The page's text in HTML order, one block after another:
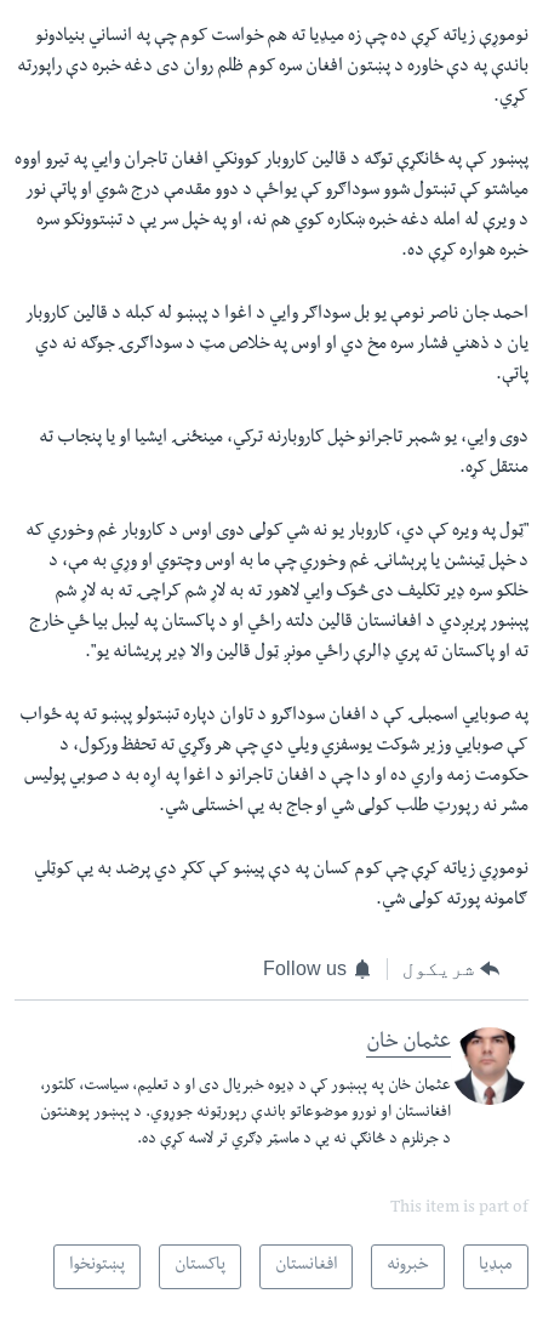
نوموړې زياته کړې ده چې زه ميډيا ته هم خواست کوم چې په انساني بنيادونو
باندې په دې خاوره د پښتون افغان سره کوم ظلم روان دی دغه خبره دې راپورته
کړي.
پېښور کې په ځانګړې توګه د قالين کاروبار کوونکي افغان تاجران وايي په تيرو اووه
مياشتو کې تښتول شوو سوداګرو کې يواځې د دوو مقدمې درج شوي او پاتې نور
د ويرې له امله دغه خبره ښکاره کوي هم نه، او په خپل سر يې د تښتوونکو سره
خبره هواره کړې ده.
احمد جان ناصر نومې يو بل سوداګر وايي د اغوا د پېښو له کبله د قالين کاروبار
يان د ذهني فشار سره مخ دي او اوس په خلاص مټ د سوداګرۍ جوګه نه دي
پاتې.
دوی وايي، يو شمېر تاجرانو خپل کاروبارنه ترکي، مينځنۍ ايشيا او يا پنجاب ته
منتقل کړه.
"ټول په ويره کې دي، کاروبار يو نه شي کولی دوی اوس د کاروبار غم وخوري که
د خپل ټينشن يا پرېشانۍ غم وخوري چې ما به اوس وچتوي او وړي به مې، د
خلکو سره ډير تکليف دی څوک وايي لاهور ته به لاړ شم کراچۍ ته به لاړ شم
پېښور پريږدي د افغانستان قالين دلته راځي او د پاکستان په ليبل بيا ځي خارج
ته او پاکستان ته پري ډالرې راځي مونږ ټول قالين والا ډير پريشانه يو".
په صوبايي اسمبلۍ کې د افغان سوداګرو د تاوان دپاره تښتولو پېښو ته په ځواب
کې صوبايي وزير شوکت يوسفزي ويلي دي چې هر وګړي ته تحفظ ورکول، د
حکومت زمه واري ده او دا چې د افغان تاجرانو د اغوا په اړه به د صوبي پوليس
مشر نه رپورټ طلب کولی شي او جاج به يې اخستلی شي.
نوموړي زياته کړې چې کوم کسان په دې پيښو کې ککړ دي پرضد به يې کوټلي
ګامونه پورته کولی شي.
شریکول Follow us
عثمان خان
عثمان خان په پېښور کې د ډيوه خبريال دی او د تعليم، سياست، کلتور،
افغانستان او نورو موضوعاتو باندې رپورټونه جوړوي. د پېښور پوهنتون
د جرنلزم د څانګې نه يې د ماسټر ډګري تر لاسه کړې ده.
This item is part of
مېډیا خبرونه افغانستان پاکستان پښتونخوا